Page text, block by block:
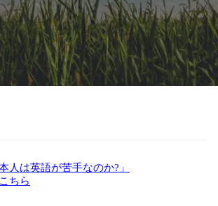
人は英語が苦手なのか?」
ちら